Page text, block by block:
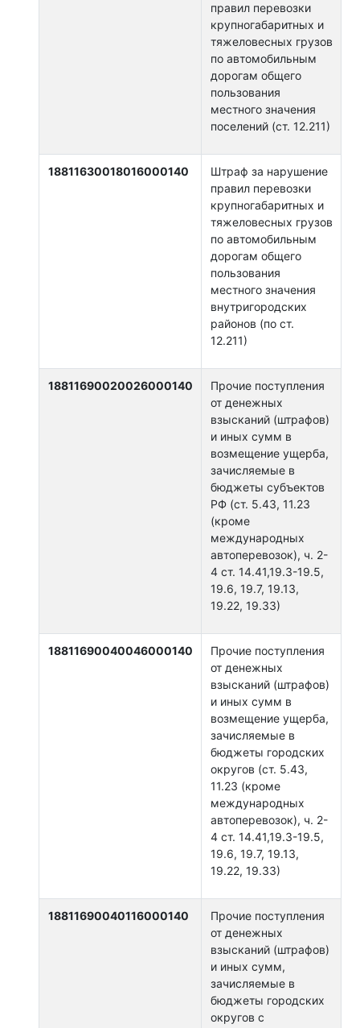
правил перевозки
крупногабаритных и
тяжеловесных грузов
по автомобильным
дорогам общего
пользования
местного значения
поселений (ст. 12.211)
18811630018016000140
Штраф за нарушение
правил перевозки
крупногабаритных и
тяжеловесных грузов
по автомобильным
дорогам общего
пользования
местного значения
внутригородских
районов (по ст.
12.211)
18811690020026000140
Прочие поступления
от денежных
взысканий (штрафов)
и иных сумм в
возмещение ущерба,
зачисляемые в
бюджеты субъектов
РФ (ст. 5.43, 11.23
(кроме
международных
автоперевозок), ч. 2-
4 ст. 14.41,19.3-19.5,
19.6, 19.7, 19.13,
19.22, 19.33)
18811690040046000140
Прочие поступления
от денежных
взысканий (штрафов)
и иных сумм в
возмещение ущерба,
зачисляемые в
бюджеты городских
округов (ст. 5.43,
11.23 (кроме
международных
автоперевозок), ч. 2-
4 ст. 14.41,19.3-19.5,
19.6, 19.7, 19.13,
19.22, 19.33)
18811690040116000140
Прочие поступления
от денежных
взысканий (штрафов)
и иных сумм,
зачисляемые в
бюджеты городских
округов с